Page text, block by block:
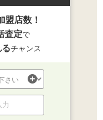
盟店数！
査定で
チャンス